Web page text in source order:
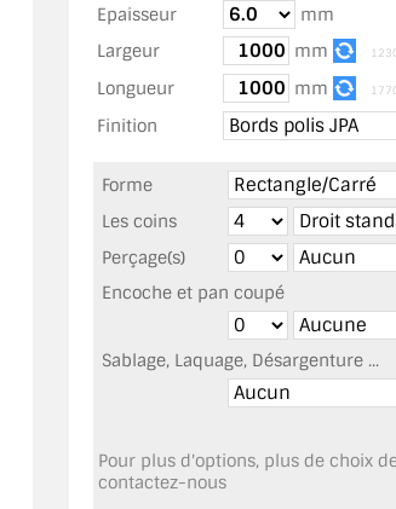
Epaisseur
mm
Largeur
mm
Longueur mm
Finition
Forme
Les coins
Perçage(s)
Encoche et pan coupé
Sablage, Laquage, Désargenture ...
Pour plus d'options, plus de choix
contactez-nous